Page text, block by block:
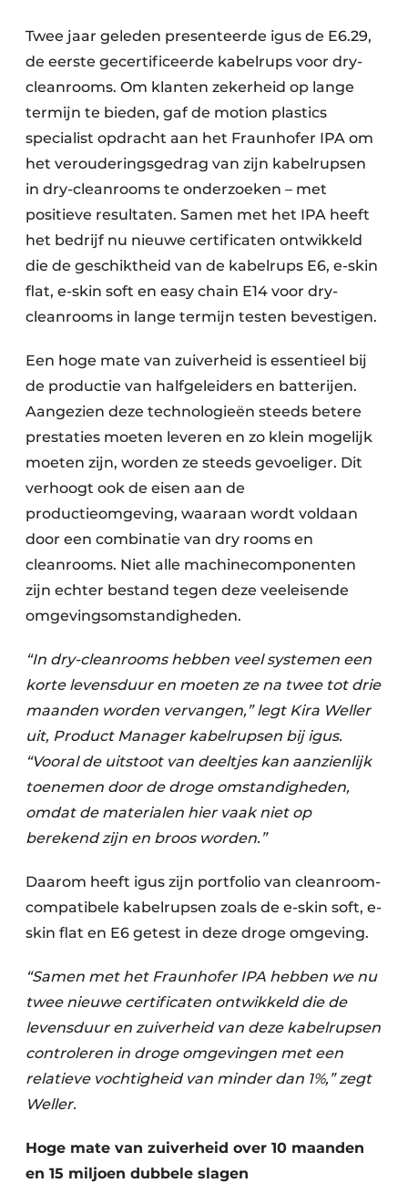
Twee jaar geleden presenteerde igus de E6.29,
de eerste gecertificeerde kabelrups voor dry-
cleanrooms. Om klanten zekerheid op lange
termijn te bieden, gaf de motion plastics
specialist opdracht aan het Fraunhofer IPA om
het verouderingsgedrag van zijn kabelrupsen
in dry-cleanrooms te onderzoeken – met
positieve resultaten. Samen met het IPA heeft
het bedrijf nu nieuwe certificaten ontwikkeld
die de geschiktheid van de kabelrups E6, e-skin
flat, e-skin soft en easy chain E14 voor dry-
cleanrooms in lange termijn testen bevestigen.
Een hoge mate van zuiverheid is essentieel bij
de productie van halfgeleiders en batterijen.
Aangezien deze technologieën steeds betere
prestaties moeten leveren en zo klein mogelijk
moeten zijn, worden ze steeds gevoeliger. Dit
verhoogt ook de eisen aan de
productieomgeving, waaraan wordt voldaan
door een combinatie van dry rooms en
cleanrooms. Niet alle machinecomponenten
zijn echter bestand tegen deze veeleisende
omgevingsomstandigheden.
“In dry-cleanrooms hebben veel systemen een
korte levensduur en moeten ze na twee tot drie
maanden worden vervangen,” legt Kira Weller
uit, Product Manager kabelrupsen bij igus.
“Vooral de uitstoot van deeltjes kan aanzienlijk
toenemen door de droge omstandigheden,
omdat de materialen hier vaak niet op
berekend zijn en broos worden.”
Daarom heeft igus zijn portfolio van cleanroom-
compatibele kabelrupsen zoals de e-skin soft, e-
skin flat en E6 getest in deze droge omgeving.
“Samen met het Fraunhofer IPA hebben we nu
twee nieuwe certificaten ontwikkeld die de
levensduur en zuiverheid van deze kabelrupsen
controleren in droge omgevingen met een
relatieve vochtigheid van minder dan 1%,” zegt
Weller.
Hoge mate van zuiverheid over 10 maanden
en 15 miljoen dubbele slagen